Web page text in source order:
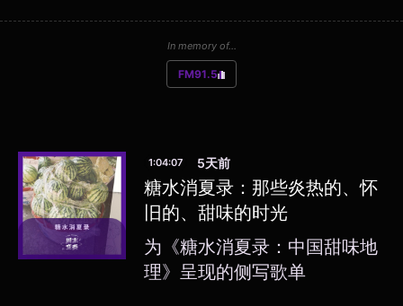
In memory of...
FM91.5
1:04:07 5天前
糖水消夏录：那些炎热的、怀
旧的、甜味的时光
为《糖水消夏录：中国甜味地
理》呈现的侧写歌单